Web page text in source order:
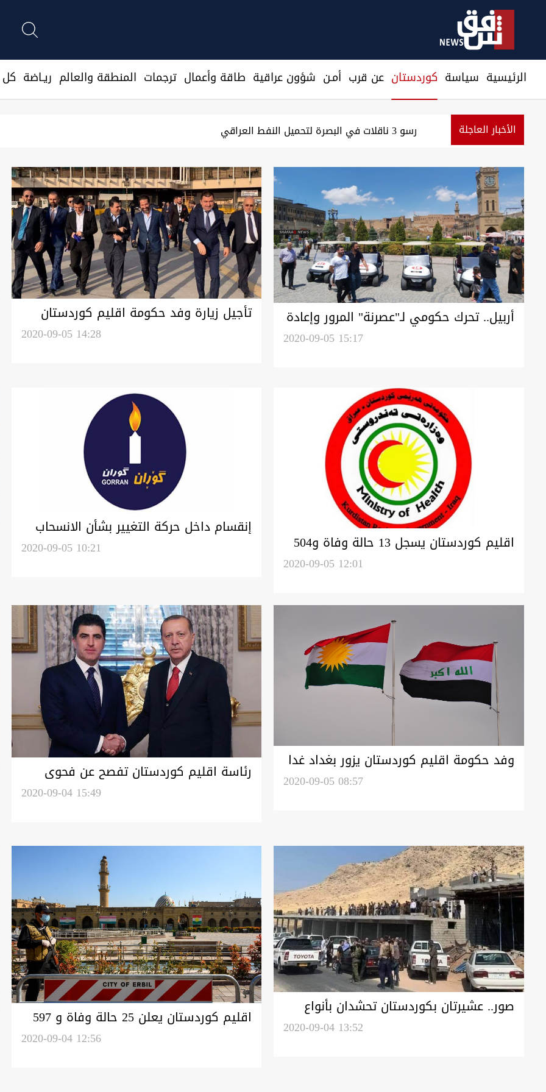
الرئيسية سیاسة كوردستان عن قرب أمـن شؤون عراقية طاقة وأعمال ترجمات المنطقة والعالم ريـاضة كل
الأخبار العاجلة
مسؤول سعودي: نرصد استعدادات من جماعات عراقية لمهاجمتنا
أربيل.. تحرك حكومي لـ"عصرنة" المرور وإعادة
2020-09-05 15:17
تأجيل زيارة وفد حكومة اقليم كوردستان
2020-09-05 14:28
اقليم كوردستان يسجل 13 حالة وفاة و504
2020-09-05 12:01
إنقسام داخل حركة التغيير بشأن الانسحاب
2020-09-05 10:21
وفد حكومة اقليم كوردستان يزور بغداد غدا
2020-09-05 08:57
رئاسة اقليم كوردستان تفصح عن فحوى
2020-09-04 15:49
صور.. عشيرتان بكوردستان تحشدان بأنواع
الاسلحة ومخاوف من نزاع "عنيف"2020-09-04 13:52
اقليم كوردستان يعلن 25 حالة وفاة و 597
2020-09-04 12:56